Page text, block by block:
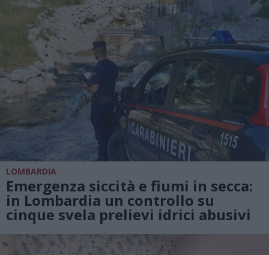
LOMBARDIA
Emergenza siccità e fiumi in secca:
in Lombardia un controllo su
cinque svela prelievi idrici abusivi